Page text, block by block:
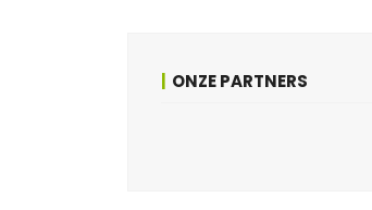
ONZE PARTNERS